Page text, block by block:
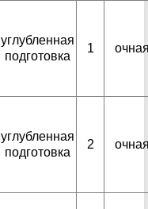
углубленная
подготовка
1
углубленная
подготовка
2